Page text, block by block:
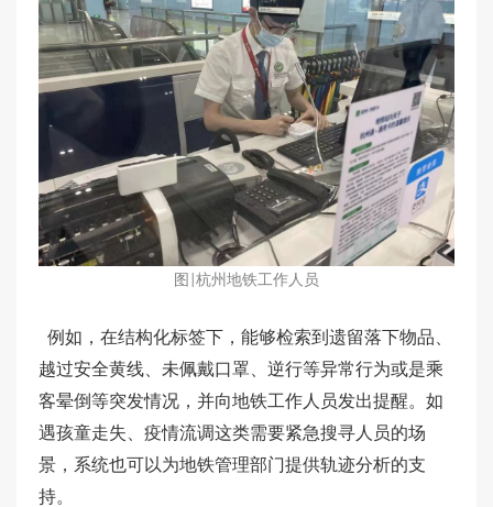
图 杭州地铁工作人员
例如，在结构化标签下，能够检索到遗留落下物品、
越过安全黄线、未佩戴口罩、逆行等异常行为或是乘
客晕倒等突发情况，并向地铁工作人员发出提醒。如
遇孩童走失、疫情流调这类需要紧急搜寻人员的场
景，系统也可以为地铁管理部门提供轨迹分析的支
持。